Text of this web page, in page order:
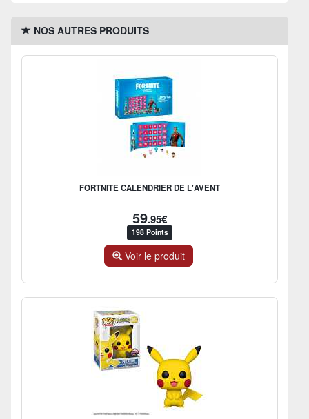
NOS AUTRES PRODUITS
FORTNITE CALENDRIER DE L'AVENT
59.95€
198 Points
Voir le produit